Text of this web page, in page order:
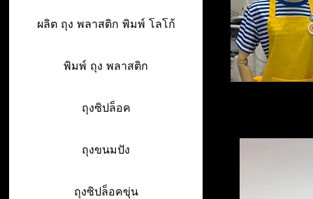
ผลิต ถุง พลาสติก พิมพ์ โลโก้
พิมพ์ ถุง พลาสติก
ถุงซิปล็อค
ถุงขนมปัง
ถุงซิปล็อคขุ่น